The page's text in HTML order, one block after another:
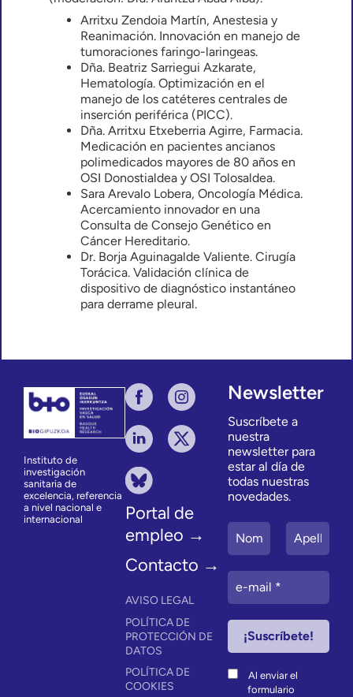
Arritxu Zendoia Martín, Anestesia y
Reanimación. Innovación en manejo de
tumoraciones faringo-laringeas.
Dña. Beatriz Sarriegui Azkarate,
Hematología. Optimización en el
manejo de los catéteres centrales de
inserción periférica (PICC).
Dña. Arritxu Etxeberria Agirre, Farmacia.
Medicación en pacientes ancianos
polimedicados mayores de 80 años en
OSI Donostialdea y OSI Tolosaldea.
Sara Arevalo Lobera, Oncología Médica.
Acercamiento innovador en una
Consulta de Consejo Genético en
Cáncer Hereditario.
Dr. Borja Aguinagalde Valiente. Cirugía
Torácica. Validación clínica de
dispositivo de diagnóstico instantáneo
para derrame pleural.
Instituto de
investigación
sanitaria de
excelencia, referencia
a nivel nacional e
internacional
Portal de
empleo →
Contacto →
AVISO LEGAL
POLÍTICA DE
PROTECCIÓN DE
DATOS
POLÍTICA DE
COOKIES
Newsletter
Suscríbete a
nuestra
newsletter para
estar al día de
todas nuestras
novedades.
Al enviar el
formulario